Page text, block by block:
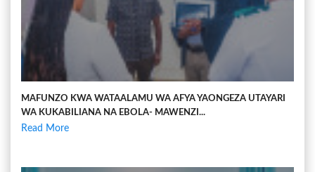
MAFUNZO KWA WATAALAMU WA AFYA YAONGEZA UTAYARI
WA KUKABILIANA NA EBOLA- MAWENZI...
Read More